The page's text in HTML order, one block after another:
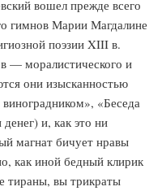
вошел прежде всего
гимнов Марии Магдалине
поэзии XIII в.
— моралистического и
они изысканностью
«Беседа
и, как это ни
магнат бичует нравы
как иной бедный клирик
вы трикраты